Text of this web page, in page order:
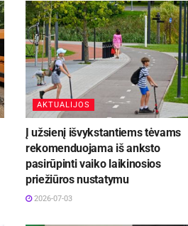
AKTUALIJOS
Į užsienį išvykstantiems tėvams
rekomenduojama iš anksto
pasirūpinti vaiko laikinosios
priežiūros nustatymu
2026-07-03